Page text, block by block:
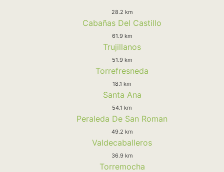
28.2 km
Cabañas Del Castillo
61.9 km
Trujillanos
51.9 km
Torrefresneda
18.1 km
Santa Ana
54.1 km
Peraleda De San Roman
49.2 km
Valdecaballeros
36.9 km
Torremocha